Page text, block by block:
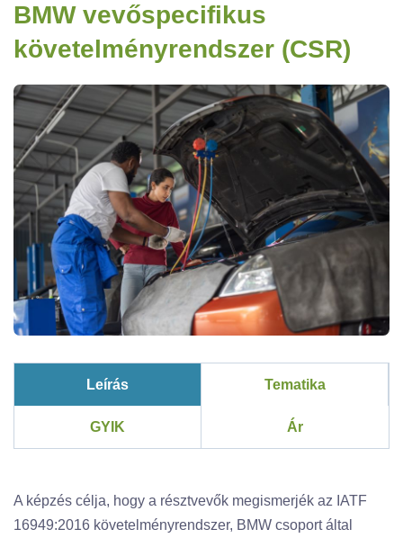
BMW vevőspecifikus
követelményrendszer (CSR)
Leírás Tematika
GYIK Ár
A képzés célja, hogy a résztvevők megismerjék az IATF
16949:2016 követelményrendszer, BMW csoport által